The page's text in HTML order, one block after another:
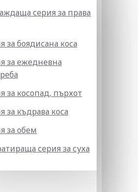
серия за права
за боядисана коса
за ежедневна
за косопад, пърхот
за къдрава коса
за обем
серия за суха